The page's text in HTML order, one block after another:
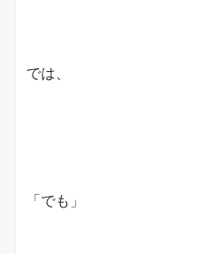
では、
「でも」